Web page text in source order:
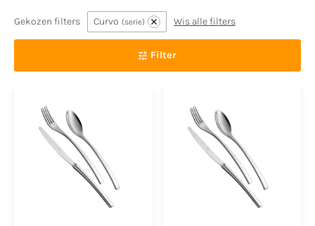
Gekozen filters Curvo serie Wis alle filters
Filter